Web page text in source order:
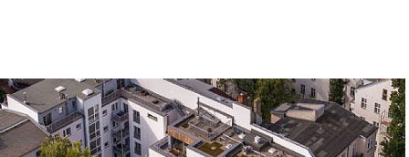
werden die Leistungsphasen 3-5 erbracht.